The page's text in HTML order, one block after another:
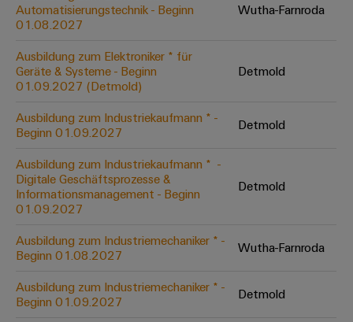
Verbindungslösungen
für
Konventionelle
Energieerzeugung
Zukunftssicherheit
für
bewährte
Maschinenbau
Lösungen
für
verschiedene
Segmente
der
und
Fabrikautomation
Systeme
Lösungen
Dezentrale
Automatisierung
Lösungen
IIoT
&
Automation
Software
Industrial
Elektronikgehäuse
Blitz-
und
Überspannungsschutz
PV
Feldbusverteiler
Automatisierung
&
Software
Technischer
Support
Umweltbezogene
Produktkonformität
Engineering
Daten
Technische
Produktkataloge
Reparatur
und
Ersatzteile
Trainings
Pressekontakt
Unsere
IIoT
and
Partner
Netzwerk
IIoT
Offene
Ausbildungs-
und
Studienplätze
Aktuelle
Termine
Workshops
für
Schulklassen
Automatisierungstechnik - Beginn
01.08.2027
Wutha-Farnroda
Ausbildung zum Elektroniker * für
Geräte & Systeme - Beginn
01.09.2027 (Detmold)
Detmold
Ausbildung zum Industriekaufmann * -
Beginn 01.09.2027
Detmold
Ausbildung zum Industriekaufmann * ​ -
Digitale Geschäftsprozesse &
Informationsmanagement - Beginn
01.09.2027
Detmold
Ausbildung zum Industriemechaniker * -
Beginn 01.08.2027
Wutha-Farnroda
Ausbildung zum Industriemechaniker * -
Beginn 01.09.2027
Detmold